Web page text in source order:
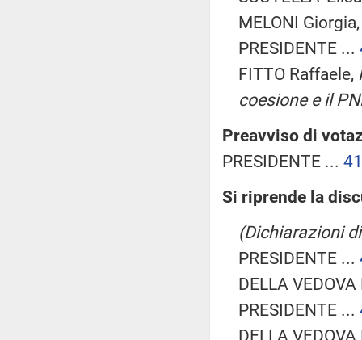
MELONI
PRESIDENTE ...
FITTO Raffaele,
coesione e il
Preavviso di
PRESIDENTE ... 41
Si riprende la
(Dichiarazioni
PRESIDENTE ...
DELLA
PRESIDENTE ...
DELLA